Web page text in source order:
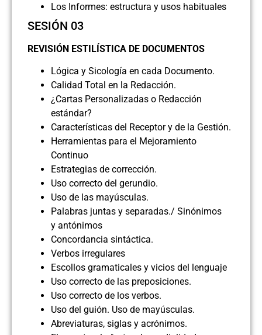
Los Informes: estructura y usos habituales
SESIÓN 03
REVISIÓN ESTILÍSTICA DE DOCUMENTOS
Lógica y Sicología en cada Documento.
Calidad Total en la Redacción.
¿Cartas Personalizadas o Redacción
estándar?
Características del Receptor y de la Gestión.
Herramientas para el Mejoramiento
Continuo
Estrategias de corrección.
Uso correcto del gerundio.
Uso de las mayúsculas.
Palabras juntas y separadas./ Sinónimos
y antónimos
Concordancia sintáctica.
Verbos irregulares
Escollos gramaticales y vicios del lenguaje
Uso correcto de las preposiciones.
Uso correcto de los verbos.
Uso del guión. Uso de mayúsculas.
Abreviaturas, siglas y acrónimos.